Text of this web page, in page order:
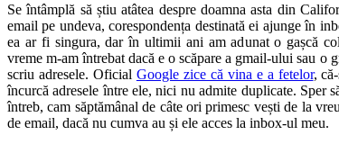
Se întâmplă să știu atâtea despre doamna asta din
email pe undeva, corespondența destinată ei ajunge în
ea ar fi singura, dar în ultimii ani am adunat o gașcă
vreme m-am întrebat dacă e o scăpare a gmail-ului sau o
scriu adresele. Oficial Google zice că vina e a fetelor,
încurcă adresele între ele, nici nu admite duplicate. Sper
întreb, cam săptămânal de câte ori primesc vești de la
de email, dacă nu cumva au și ele acces la inbox-ul meu.